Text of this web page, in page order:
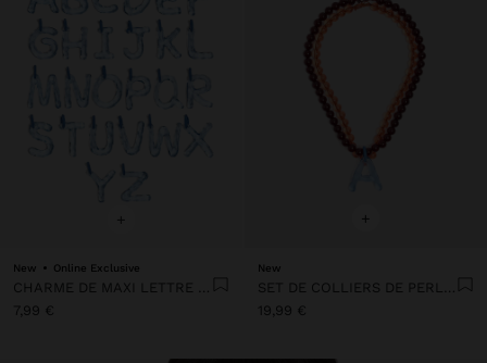
+
New Online Exclusive
7,99 €
+
New
19,99 €